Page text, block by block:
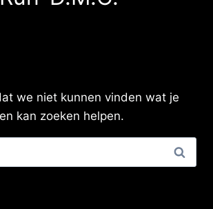
we niet kunnen vinden wat je
kan zoeken helpen.